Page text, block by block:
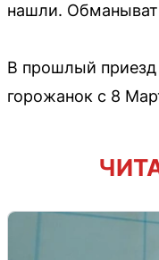
нашли.
В прошлый приезд
горожанок с 8